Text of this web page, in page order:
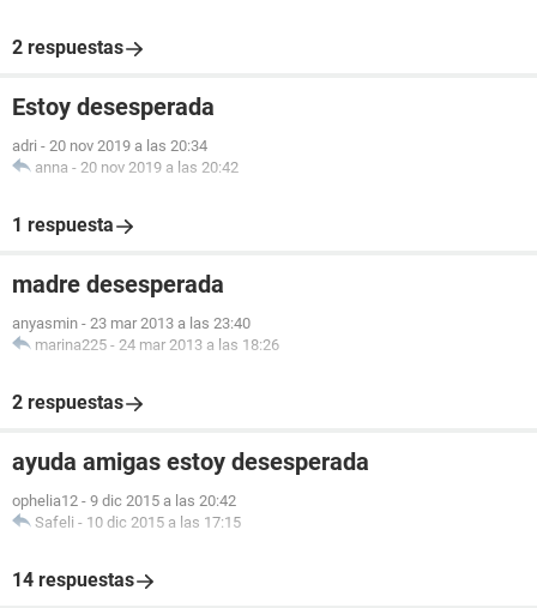
2 respuestas
Estoy desesperada
adri - 20 nov 2019 a las 20:34
anna - 20 nov 2019 a las 20:42
1 respuesta
madre desesperada
anyasmin - 23 mar 2013 a las 23:40
marina225 - 24 mar 2013 a las 18:26
2 respuestas
ayuda amigas estoy desesperada
ophelia12 - 9 dic 2015 a las 20:42
Safeli - 10 dic 2015 a las 17:15
14 respuestas